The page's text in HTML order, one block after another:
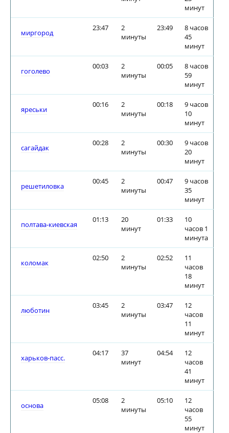
минут
миргород
23:47
2
минуты
23:49
8 часов
45
минут
гоголево
00:03
2
минуты
00:05
8 часов
59
минут
яреськи
00:16
2
минуты
00:18
9 часов
10
минут
сагайдак
00:28
2
минуты
00:30
9 часов
20
минут
решетиловка
00:45
2
минуты
00:47
9 часов
35
минут
полтава-киевская
01:13
20
минут
01:33
10
часов 1
минута
коломак
02:50
2
минуты
02:52
11
часов
18
минут
люботин
03:45
2
минуты
03:47
12
часов
11
минут
харьков-пасс.
04:17
37
минут
04:54
12
часов
41
минут
основа
05:08
2
минуты
05:10
12
часов
55
минут